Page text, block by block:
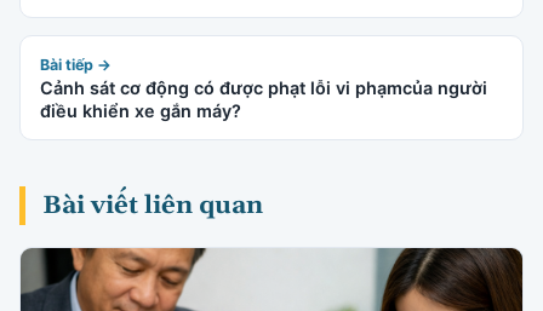
Bài tiếp →
Cảnh sát cơ động có được phạt lỗi vi phạmcủa người
điều khiển xe gắn máy?
Bài viết liên quan